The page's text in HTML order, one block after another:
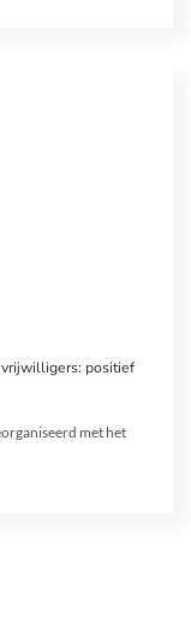
vrijwilligers: positief
met het